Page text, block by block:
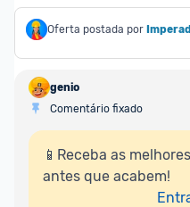
Oferta postada por
genio
Comentário fixado
📱Receba as
antes que acabem!